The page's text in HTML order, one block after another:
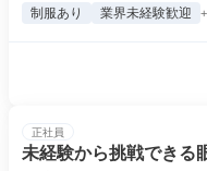
制服あり 業界未経験歓迎
正社員
未経験から挑戦できる